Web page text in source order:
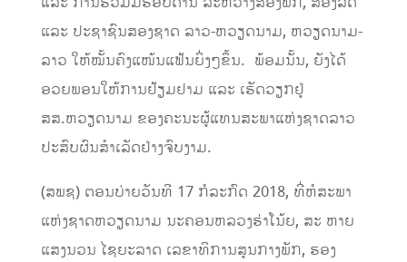
ແລະ ປະຊາຊົນສອງຊາດ ລາວ-ຫວຽດນາມ, ຫວຽດນາມ-
ລາວ ໃຫ້ໝັ້ນຄົງແໜ້ນແຟ້ນຍິ່ງໆຂຶ້ນ. ພ້ອມນັ້ນ, ຍັງໄດ້
ອວຍພອນໃຫ້ການຢ້ຽມຢາມ ແລະ ເຮັດວຽກຢູ່
ສສ.ຫວຽດນາມ ຂອງຄະນະຜູ້ແທນສະພາແຫ່ງຊາດລາວ
ປະສົບຜົນສໍາເລັດຢ່າງຈົບງາມ.
(ສພຊ) ຕອນບ່າຍວັນທີ 17 ກໍລະກົດ 2018, ທີ່ຫໍສະພາ
ແຫ່ງຊາດຫວຽດນາມ ນະຄອນຫລວງຮ່າໂນ້ຍ,​ ສະ ຫາຍ
ແສງນວນ ໄຊຍະລາດ ເລຂາທິການສູນກາງພັກ, ຮອງ